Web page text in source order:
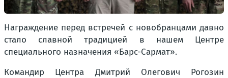
Награждение перед встречей с новобранцами давно
стало славной традицией в нашем Центре
специального назначения «Барс-Сармат».
Командир Центра Дмитрий Олегович Рогозин